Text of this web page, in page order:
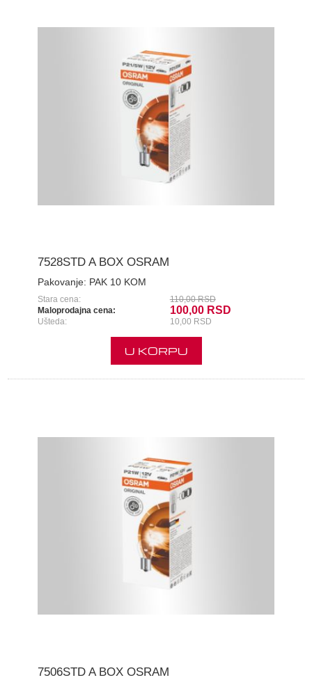
7528STD A BOX OSRAM
Pakovanje: PAK 10 KOM
Stara cena:
110,00 RSD
Maloprodajna cena:
100,00 RSD
Ušteda: 10,00 RSD
U KORPU
7506STD A BOX OSRAM